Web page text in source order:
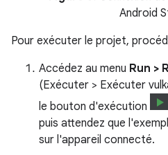
Android
Pour exécuter le projet,
Accédez au menu Run >
(Exécuter > Exécuter
le bouton d'exécution
puis attendez que
sur l'appareil connecté.